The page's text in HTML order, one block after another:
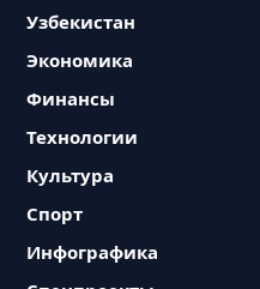
Узбекистан
Экономика
Финансы
Технологии
Культура
Спорт
Инфографика